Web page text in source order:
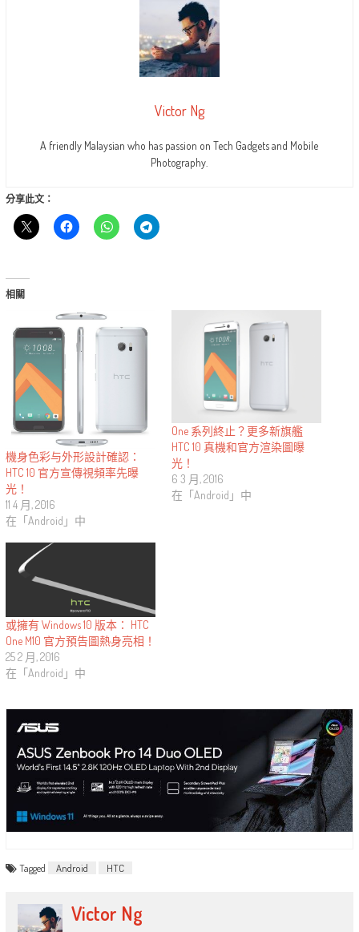
Victor Ng
A friendly Malaysian who has passion on Tech Gadgets and Mobile
Photography.
分享此文：
相關
機身色彩与外形設計確認：
HTC 10 官方宣傳視頻率先曝
光！
11 4 月, 2016
在「Android」中
One 系列終止？更多新旗艦
HTC 10 真機和官方渲染圖曝
光！
6 3 月, 2016
在「Android」中
或擁有 Windows 10 版本： HTC
One M10 官方預告圖熱身亮相！
25 2 月, 2016
在「Android」中
Tagged Android HTC
Victor Ng